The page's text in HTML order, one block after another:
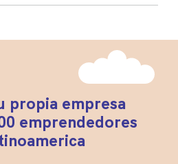
propia empresa
emprendedores